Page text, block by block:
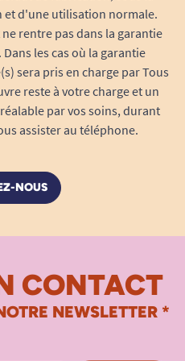
est simple et
consulter la notice
pour suivre chaque
de sa protection.
prévue conformément
Tensi+.
les
: elles
d'une utilisation normale.
rentre pas dans la garantie
les cas où la garantie
sera pris en charge par Tous
reste à votre charge et un
par vos soins, durant
assister au téléphone.
NOUS
CONTACT
NEWSLETTER *